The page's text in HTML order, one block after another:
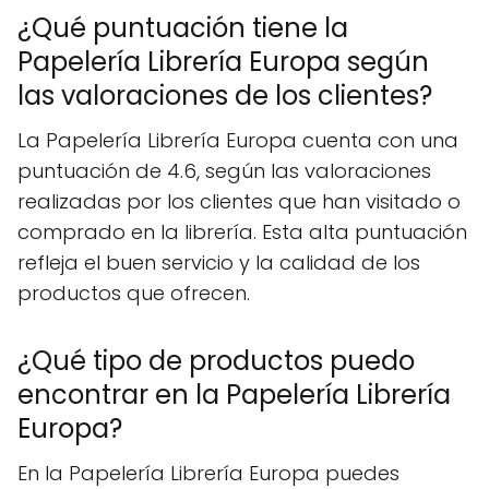
¿Qué puntuación tiene la
Papelería Librería Europa según
las valoraciones de los clientes?
La Papelería Librería Europa cuenta con una
puntuación de 4.6, según las valoraciones
realizadas por los clientes que han visitado o
comprado en la librería. Esta alta puntuación
refleja el buen servicio y la calidad de los
productos que ofrecen.
¿Qué tipo de productos puedo
encontrar en la Papelería Librería
Europa?
En la Papelería Librería Europa puedes